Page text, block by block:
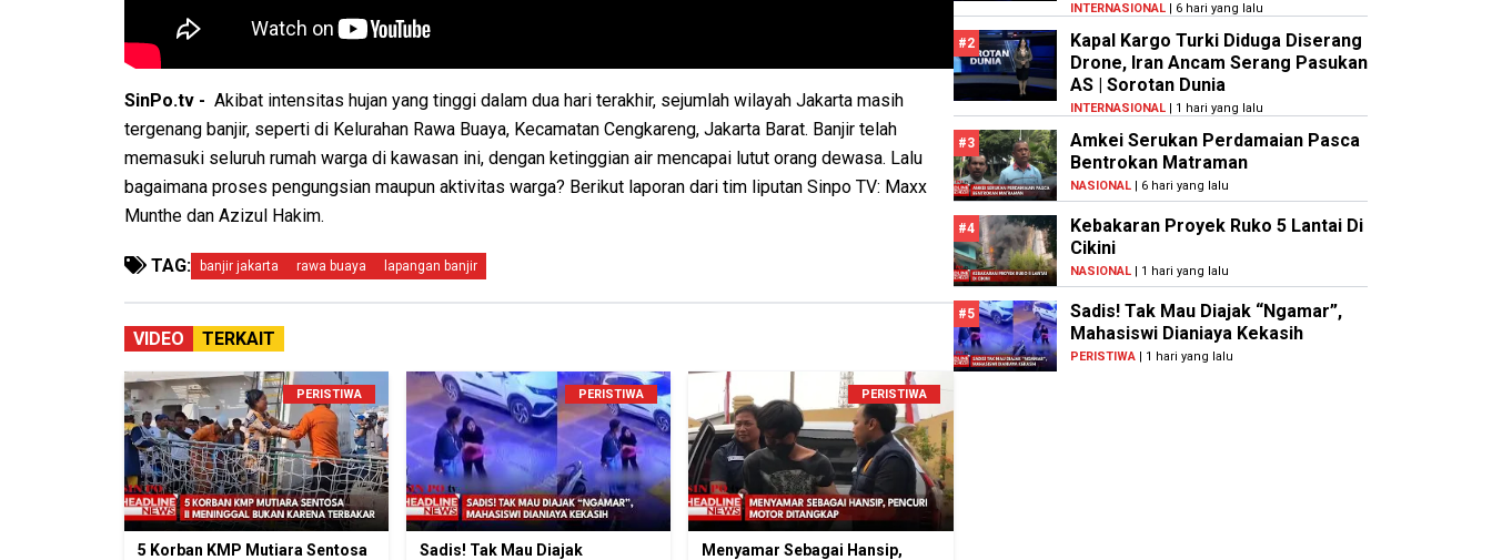
SinPo.tv - Akibat intensitas hujan yang tinggi dalam dua hari terakhir, sejumlah wilayah Jakarta masih
tergenang banjir, seperti di Kelurahan Rawa Buaya, Kecamatan Cengkareng, Jakarta Barat. Banjir telah
memasuki seluruh rumah warga di kawasan ini, dengan ketinggian air mencapai lutut orang dewasa. Lalu
bagaimana proses pengungsian maupun aktivitas warga? Berikut laporan dari tim liputan Sinpo TV: Maxx
Munthe dan Azizul Hakim.
TAG: banjir jakarta rawa buaya lapangan banjir
VIDEO TERKAIT
PERISTIWA
5 Korban KMP Mutiara Sentosa
PERISTIWA
Sadis! Tak Mau Diajak
PERISTIWA
Menyamar Sebagai Hansip,
INTERNASIONAL| 6 hari yang lalu
#2
Kapal Kargo Turki Diduga Diserang
Drone, Iran Ancam Serang Pasukan
AS | Sorotan Dunia
INTERNASIONAL| 1 hari yang lalu
#3
Amkei Serukan Perdamaian Pasca
Bentrokan Matraman
NASIONAL| 6 hari yang lalu
#4
Kebakaran Proyek Ruko 5 Lantai Di
Cikini
NASIONAL| 1 hari yang lalu
#5
Sadis! Tak Mau Diajak “Ngamar”,
Mahasiswi Dianiaya Kekasih
PERISTIWA| 1 hari yang lalu